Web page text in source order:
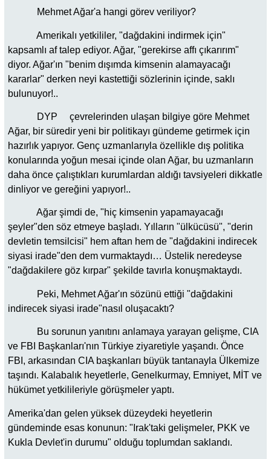
Mehmet Ağar'a hangi görev veriliyor?
Amerikalı yetkililer, "dağdakini indirmek için"
kapsamlı af talep ediyor. Ağar, "gerekirse affı çıkarırım"
diyor. Ağar'ın "benim dışımda kimsenin alamayacağı
kararlar" derken neyi kastettiği sözlerinin içinde, saklı
bulunuyor!..
DYP çevrelerinden ulaşan bilgiye göre Mehmet
Ağar, bir süredir yeni bir politikayı gündeme getirmek için
hazırlık yapıyor. Genç uzmanlarıyla özellikle dış politika
konularında yoğun mesai içinde olan Ağar, bu uzmanların
daha önce çalıştıkları kurumlardan aldığı tavsiyeleri dikkatle
dinliyor ve gereğini yapıyor!..
Ağar şimdi de, "hiç kimsenin yapamayacağı
şeyler"den söz etmeye başladı. Yılların "ülkücüsü", "derin
devletin temsilcisi" hem aftan hem de "dağdakini indirecek
siyasi irade"den dem vurmaktaydı… Üstelik neredeyse
"dağdakilere göz kırpar" şekilde tavırla konuşmaktaydı.
Peki, Mehmet Ağar'ın sözünü ettiği "dağdakini
indirecek siyasi irade"nasıl oluşacaktı?
Bu sorunun yanıtını anlamaya yarayan gelişme, CIA
ve FBI Başkanları'nın Türkiye ziyaretiyle yaşandı. Önce
FBI, arkasından CIA başkanları büyük tantanayla Ülkemize
taşındı. Kalabalık heyetlerle, Genelkurmay, Emniyet, MİT ve
hükümet yetkilileriyle görüşmeler yaptı.
Amerika'dan gelen yüksek düzeydeki heyetlerin
gündeminde esas konunun: "Irak'taki gelişmeler, PKK ve
Kukla Devlet'in durumu" olduğu toplumdan saklandı.